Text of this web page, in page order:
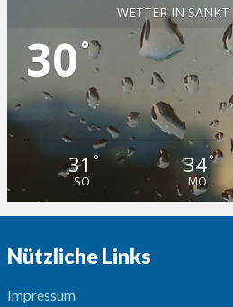
WETTER IN SANKT
30 °
31 °
SO
34°
MO
Nützliche Links
Impressum